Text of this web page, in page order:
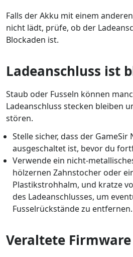
Falls der Akku mit einem
nicht lädt, prüfe, ob der
Blockaden ist.
Ladeanschluss ist
Staub oder Fusseln können
Ladeanschluss stecken bleiben
stören.
Stelle sicher, dass der GameSir
ausgeschaltet ist, bevor du
Verwende ein nicht-
hölzernen Zahnstocher oder
Plastikstrohhalm, und kratze
des Ladeanschlusses, um
Fusselrückstände zu entfernen.
Veraltete Firmware